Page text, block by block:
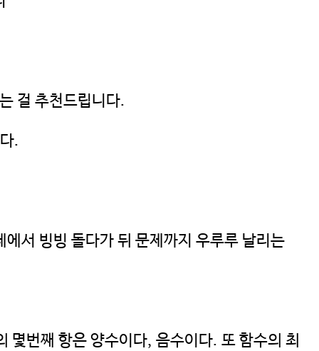
걸 추천드립니다.
.
서 빙빙 돌다가 뒤 문제까지 우루루 날리는
몇번째 항은 양수이다, 음수이다. 또 함수의 최